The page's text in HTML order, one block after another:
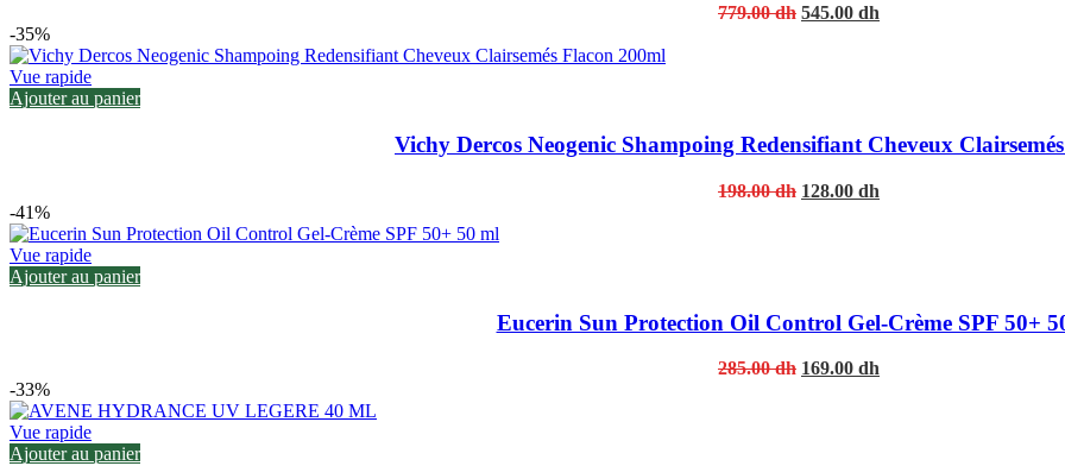
779.00dh Original
545.00 dh
-35%
Vue rapide
Ajouter au panier
Vichy Dercos Neogenic Shampoing Redensifiant Cheveux
198.00dh Original
128.00 dh
-41%
Vue rapide
Ajouter au panier
Eucerin Sun Protection Oil Control Gel-Crème SPF 50+
285.00dh Original
169.00 dh
-33%
Vue rapide
Ajouter au panier